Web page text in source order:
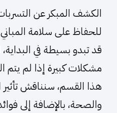
الكشف المبكر عن
للحفاظ على سلامة
قد تبدو بسيطة في
مشكلات كبيرة إذا لم يتم
هذا القسم، سنناقش تأثير
والصحة، بالإضافة إلى